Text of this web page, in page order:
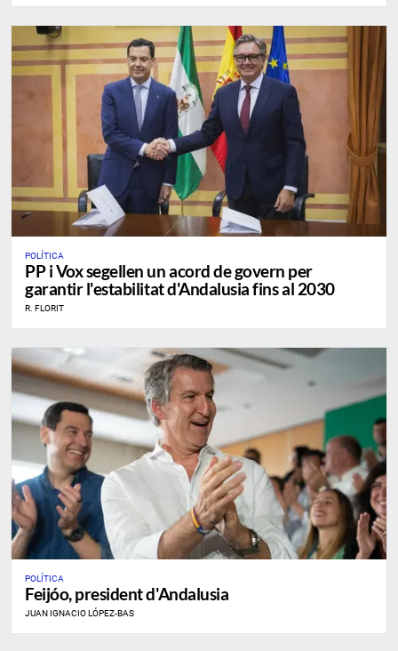
POLÍTICA
PP i Vox segellen un acord de govern per
garantir l'estabilitat d'Andalusia fins al 2030
R. FLORIT
POLÍTICA
Feijóo, president d'Andalusia
JUAN IGNACIO LÓPEZ-BAS